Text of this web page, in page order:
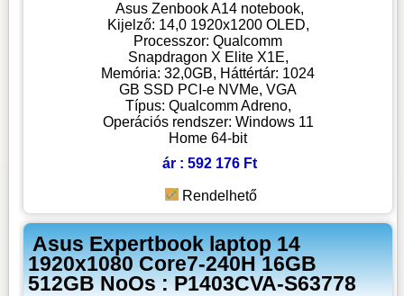
Asus Zenbook A14 notebook,
Kijelző: 14,0 1920x1200 OLED,
Processzor: Qualcomm
Snapdragon X Elite X1E,
Memória: 32,0GB, Háttértár: 1024
GB SSD PCI-e NVMe, VGA
Típus: Qualcomm Adreno,
Operációs rendszer: Windows 11
Home 64-bit
ár : 592 176 Ft
Rendelhető
Asus Expertbook laptop 14
1920x1080 Core7-240H 16GB
512GB NoOs : P1403CVA-S63778